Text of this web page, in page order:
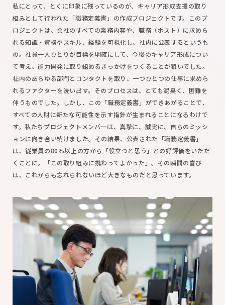
私にとって、とくに印象に残っているのが、キャリア形成支援の取り
組みとして行われた「職務定義書」の作成プロジェクトです。このプ
ロジェクトは、会社のすべての業務内容や、職務（ポスト）に求めら
れる知識・資格やスキル、経験を可視化し、社内に公表するというも
の。社員一人ひとりが目標を明確にして、今後のキャリア形成につい
て考え、能力開発に取り組めるきっかけをつくることが狙いでした。
社内のあらゆる部門とコンタクトを取り、一つひとつの仕事に求めら
れるファクターを洗い出す。そのプロセスは、とても泥臭く、困難を
伴うものでした。しかし、この「職務定義書」ができあがることで、
すべての人財に新たな可能性を示す指針が生まれることになるわけで
す。私たちプロジェクトメンバーは、真摯に、誠実に、自らのミッシ
ョンに向き合い続けました。その結果、公表された「職務定義書」
は、従業員の80％以上の方から「役立つと思う」との好評価をいただ
くことに。「この取り組みに携わってよかった」。その瞬間の喜び
は、これからも忘れられないほど大きなものだと思っています。